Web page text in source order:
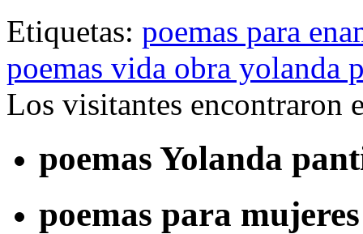
Etiquetas: poemas para
poemas vida obra yolanda
Los visitantes encontraron
poemas Yolanda
poemas para